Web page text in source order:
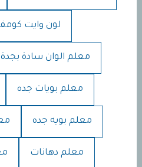
لون وايت
معلم الوان سادة بجدة
معلم بويات جده
معلم بويه جده
معلم دهانات